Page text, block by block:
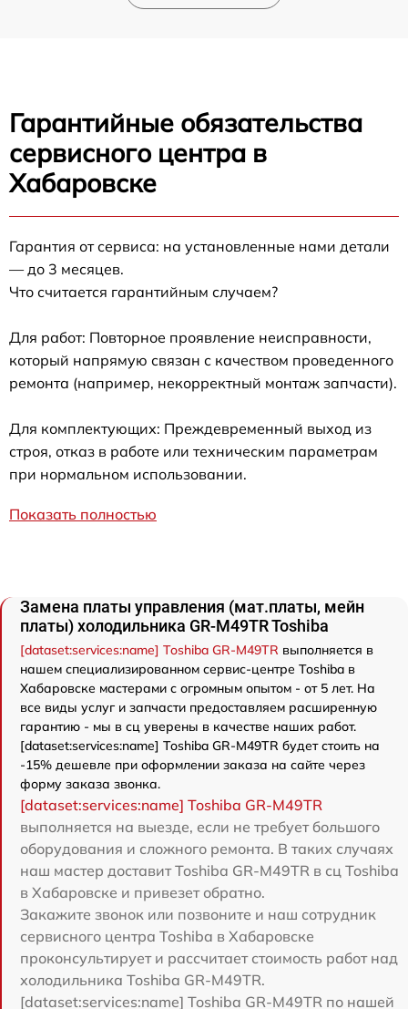
Гарантийные обязательства
сервисного центра в
Хабаровске
Гарантия от сервиса: на установленные нами детали
— до 3 месяцев.
Что считается гарантийным случаем?
Для работ: Повторное проявление неисправности,
который напрямую связан с качеством проведенного
ремонта (например, некорректный монтаж запчасти).
Для комплектующих: Преждевременный выход из
строя, отказ в работе или техническим параметрам
при нормальном использовании.
Показать полностью
Замена платы управления (мат.платы, мейн
платы) холодильника GR-M49TR Toshiba
[dataset:services:name] Toshiba GR-M49TR выполняется в
нашем специализированном сервис-центре Toshiba в
Хабаровске мастерами с огромным опытом - от 5 лет. На
все виды услуг и запчасти предоставляем расширенную
гарантию - мы в сц уверены в качестве наших работ.
[dataset:services:name] Toshiba GR-M49TR будет стоить на
-15% дешевле при оформлении заказа на сайте через
форму заказа звонка.
[dataset:services:name] Toshiba GR-M49TR
выполняется на выезде, если не требует большого
оборудования и сложного ремонта. В таких случаях
наш мастер доставит Toshiba GR-M49TR в сц Toshiba
в Хабаровске и привезет обратно.
Закажите звонок или позвоните и наш сотрудник
сервисного центра Toshiba в Хабаровске
проконсультирует и рассчитает стоимость работ над
холодильника Toshiba GR-M49TR.
[dataset:services:name] Toshiba GR-M49TR по нашей